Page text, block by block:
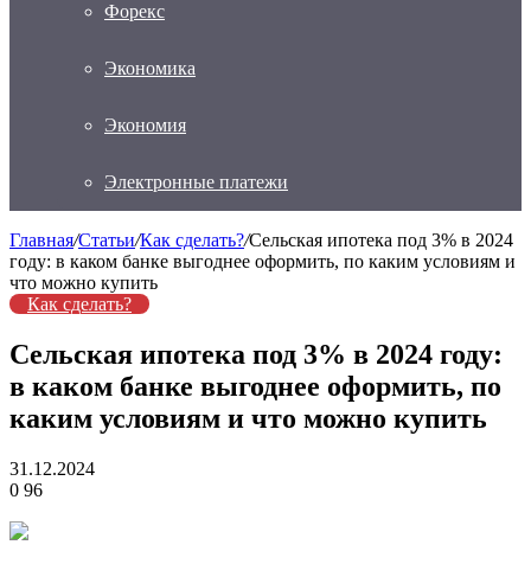
Форекс
Экономика
Экономия
Электронные платежи
Главная/Статьи/Как сделать?/Сельская ипотека под 3% в 2024
году: в каком банке выгоднее оформить, по каким условиям и
что можно купить
Как сделать?
Сельская ипотека под 3% в 2024 году:
в каком банке выгоднее оформить, по
каким условиям и что можно купить
31.12.2024
0 96